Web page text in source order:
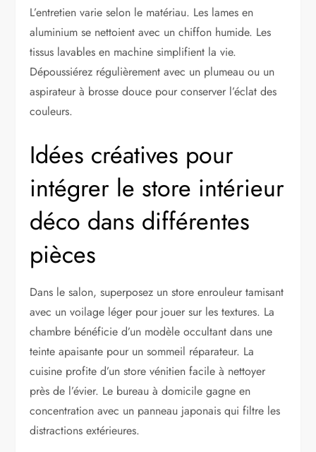
L’entretien varie selon le matériau. Les lames en
aluminium se nettoient avec un chiffon humide. Les
tissus lavables en machine simplifient la vie.
Dépoussiérez régulièrement avec un plumeau ou un
aspirateur à brosse douce pour conserver l’éclat des
couleurs.
Idées créatives pour
intégrer le store intérieur
déco dans différentes
pièces
Dans le salon, superposez un store enrouleur tamisant
avec un voilage léger pour jouer sur les textures. La
chambre bénéficie d’un modèle occultant dans une
teinte apaisante pour un sommeil réparateur. La
cuisine profite d’un store vénitien facile à nettoyer
près de l’évier. Le bureau à domicile gagne en
concentration avec un panneau japonais qui filtre les
distractions extérieures.